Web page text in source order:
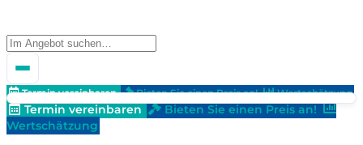
Termin vereinbaren Bieten Sie einen Preis an! Wertschätzung
Termin vereinbaren
Bieten Sie einen Preis an!
Wertschätzung